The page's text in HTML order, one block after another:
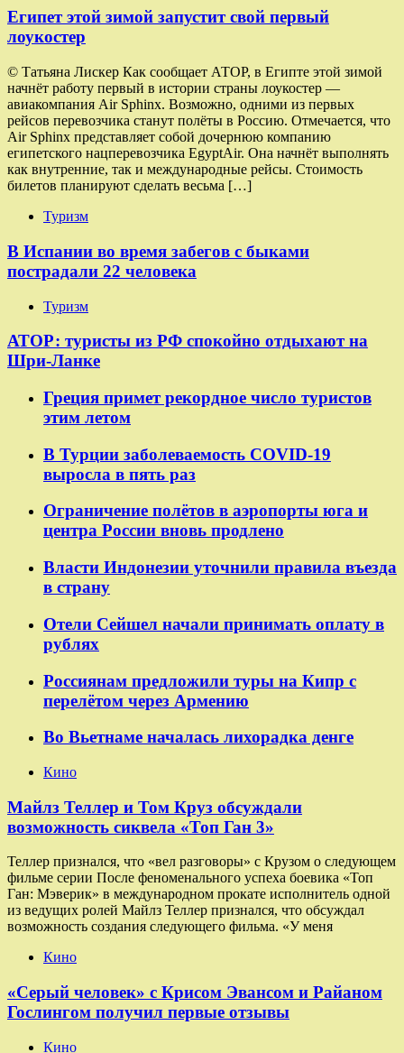
Египет этой зимой запустит свой первый
лоукостер
© Татьяна Лискер Как сообщает АТОР, в Египте этой зимой
начнёт работу первый в истории страны лоукостер —
авиакомпания Air Sphinx. Возможно, одними из первых
рейсов перевозчика станут полёты в Россию. Отмечается, что
Air Sphinx представляет собой дочернюю компанию
египетского нацперевозчика EgyptAir. Она начнёт выполнять
как внутренние, так и международные рейсы. Стоимость
билетов планируют сделать весьма […]
Туризм
В Испании во время забегов с быками
пострадали 22 человека
Туризм
АТОР: туристы из РФ спокойно отдыхают на
Шри-Ланке
Греция примет рекордное число туристов
этим летом
В Турции заболеваемость COVID-19
выросла в пять раз
Ограничение полётов в аэропорты юга и
центра России вновь продлено
Власти Индонезии уточнили правила въезда
в страну
Отели Сейшел начали принимать оплату в
рублях
Россиянам предложили туры на Кипр с
перелётом через Армению
Во Вьетнаме началась лихорадка денге
Кино
Майлз Теллер и Том Круз обсуждали
возможность сиквела «Топ Ган 3»
Теллер признался, что «вел разговоры» с Крузом о следующем
фильме серии После феноменального успеха боевика «Топ
Ган: Мэверик» в международном прокате исполнитель одной
из ведущих ролей Майлз Теллер признался, что обсуждал
возможность создания следующего фильма. «У меня
Кино
«Серый человек» с Крисом Эвансом и Райаном
Гослингом получил первые отзывы
Кино